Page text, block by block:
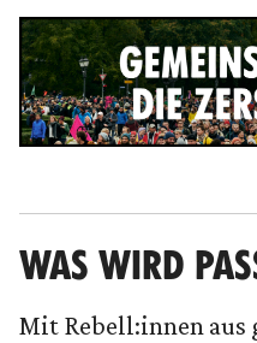
WAS WIRD
Mit Rebell:innen aus